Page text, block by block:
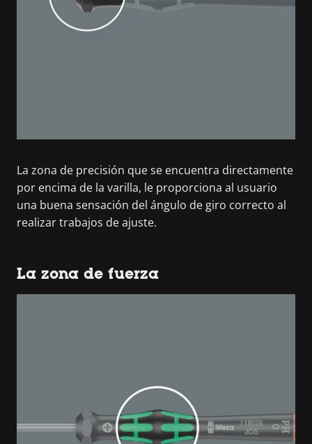
La zona de precisión que se encuentra directamente
por encima de la varilla, le proporciona al usuario
una buena sensación del ángulo de giro correcto al
realizar trabajos de ajuste.
La zona de fuerza